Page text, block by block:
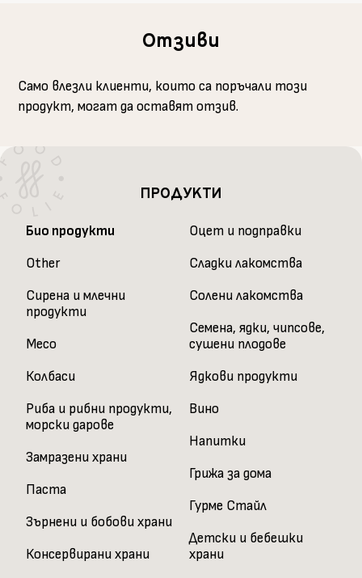
Отзиви
Само влезли клиенти, които са поръчали този
продукт, могат да оставят отзив.
ПРОДУКТИ
Био продукти
Other
Сирена и млечни
продукти
Месо
Колбаси
Риба и рибни продукти,
морски дарове
Замразени храни
Паста
Зърнени и бобови храни
Консервирани храни
Оцет и подправки
Сладки лакомства
Солени лакомства
Семена, ядки, чипсове,
сушени плодове
Ядкови продукти
Вино
Напитки
Грижа за дома
Гурме Стайл
Детски и бебешки
храни